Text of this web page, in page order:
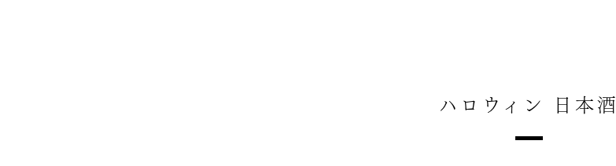
ハロウィン 日本酒